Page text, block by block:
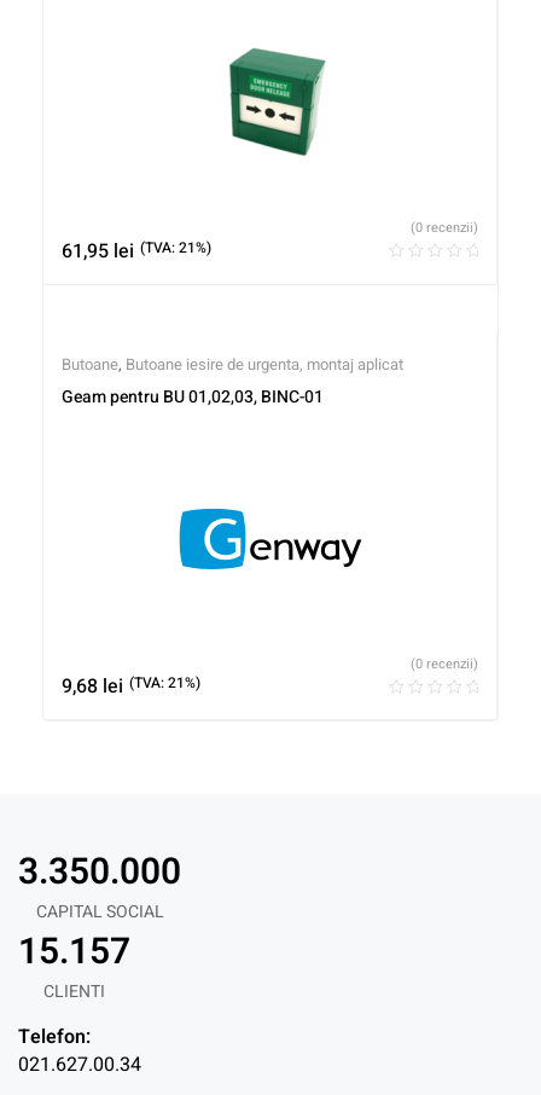
61,95 lei (TVA: 21%)
(0 recenzii)
Butoane, Butoane iesire de urgenta, montaj aplicat
Geam pentru BU 01,02,03, BINC-01
9,68 lei (TVA: 21%)
(0 recenzii)
CAPITAL SOCIAL
3.350.000
CLIENTI
15.157
Telefon:
021.627.00.34